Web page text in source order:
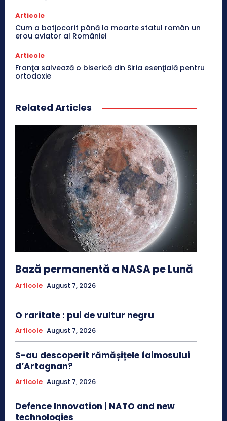
Articole
Cum a batjocorit până la moarte statul român un
erou aviator al României
Articole
Franţa salvează o biserică din Siria esenţială pentru
ortodoxie
Related Articles
Bază permanentă a NASA pe Lună
Articole August 7, 2026
O raritate : pui de vultur negru
Articole August 7, 2026
S-au descoperit rămășițele faimosului
d’Artagnan?
Articole August 7, 2026
Defence Innovation | NATO and new
technologies